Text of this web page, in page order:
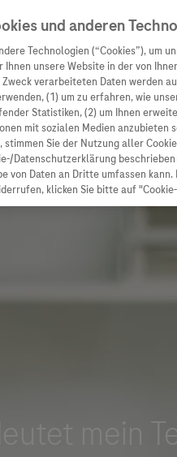
und anderen
Technologien (“Cookies”), um
Ihnen unsere Website in der von
verarbeiteten Daten werden
(1) um zu erfahren, wie
Statistiken, (2) um Ihnen
mit sozialen Medien anzubieten
Sie der Nutzung aller
Datenschutzerklärung
von Daten an Dritte umfassen
klicken Sie bitte auf